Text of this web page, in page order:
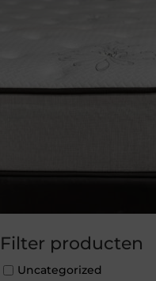
Filter producten
Uncategorized